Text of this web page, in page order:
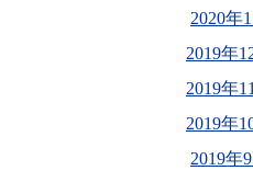
2020年1
2019年
2019年
2019年
2019年9